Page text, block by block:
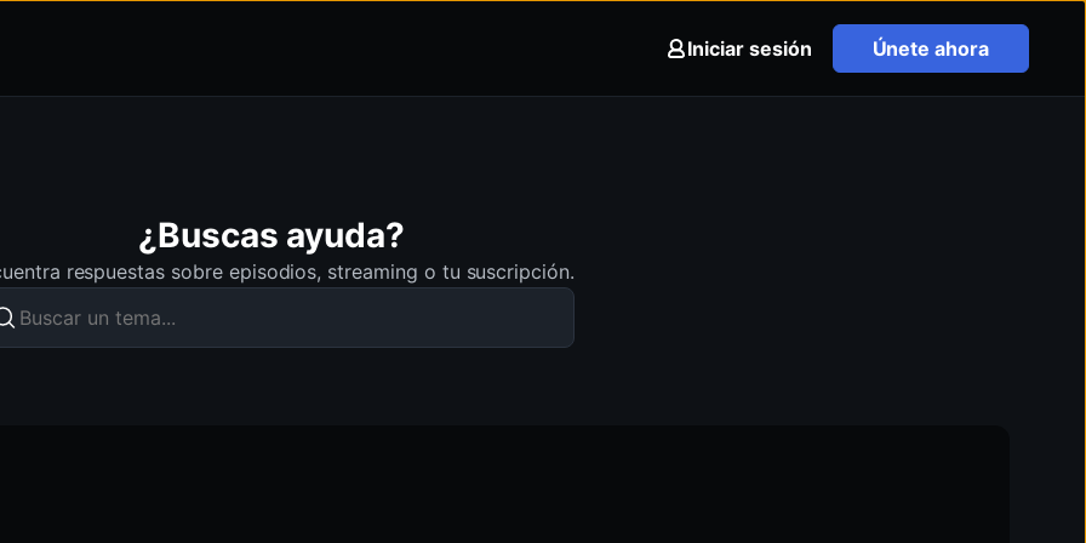
Iniciar sesión Únete ahora
¿Buscas ayuda?
respuestas sobre episodios, streaming o tu suscripción.